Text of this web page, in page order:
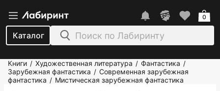
Каталог
0
Книги / Художественная литература / Фантастика /
Зарубежная фантастика / Современная зарубежная
фантастика / Мистическая зарубежная фантастика